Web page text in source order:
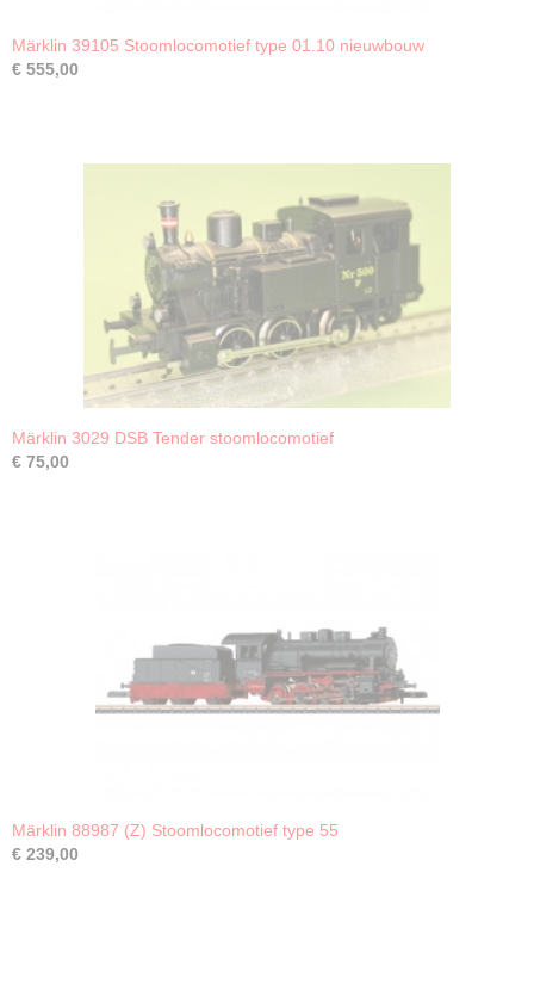
Märklin 39105 Stoomlocomotief type 01.10 nieuwbouw
€ 555,00
Märklin 3029 DSB Tender stoomlocomotief
€ 75,00
Märklin 88987 (Z) Stoomlocomotief type 55
€ 239,00